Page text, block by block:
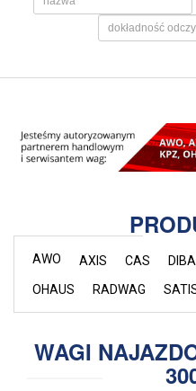
AWO AXIS CAS
OHAUS
RADWAG
WAGI